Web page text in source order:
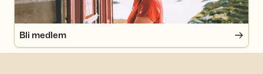
Bli medlem